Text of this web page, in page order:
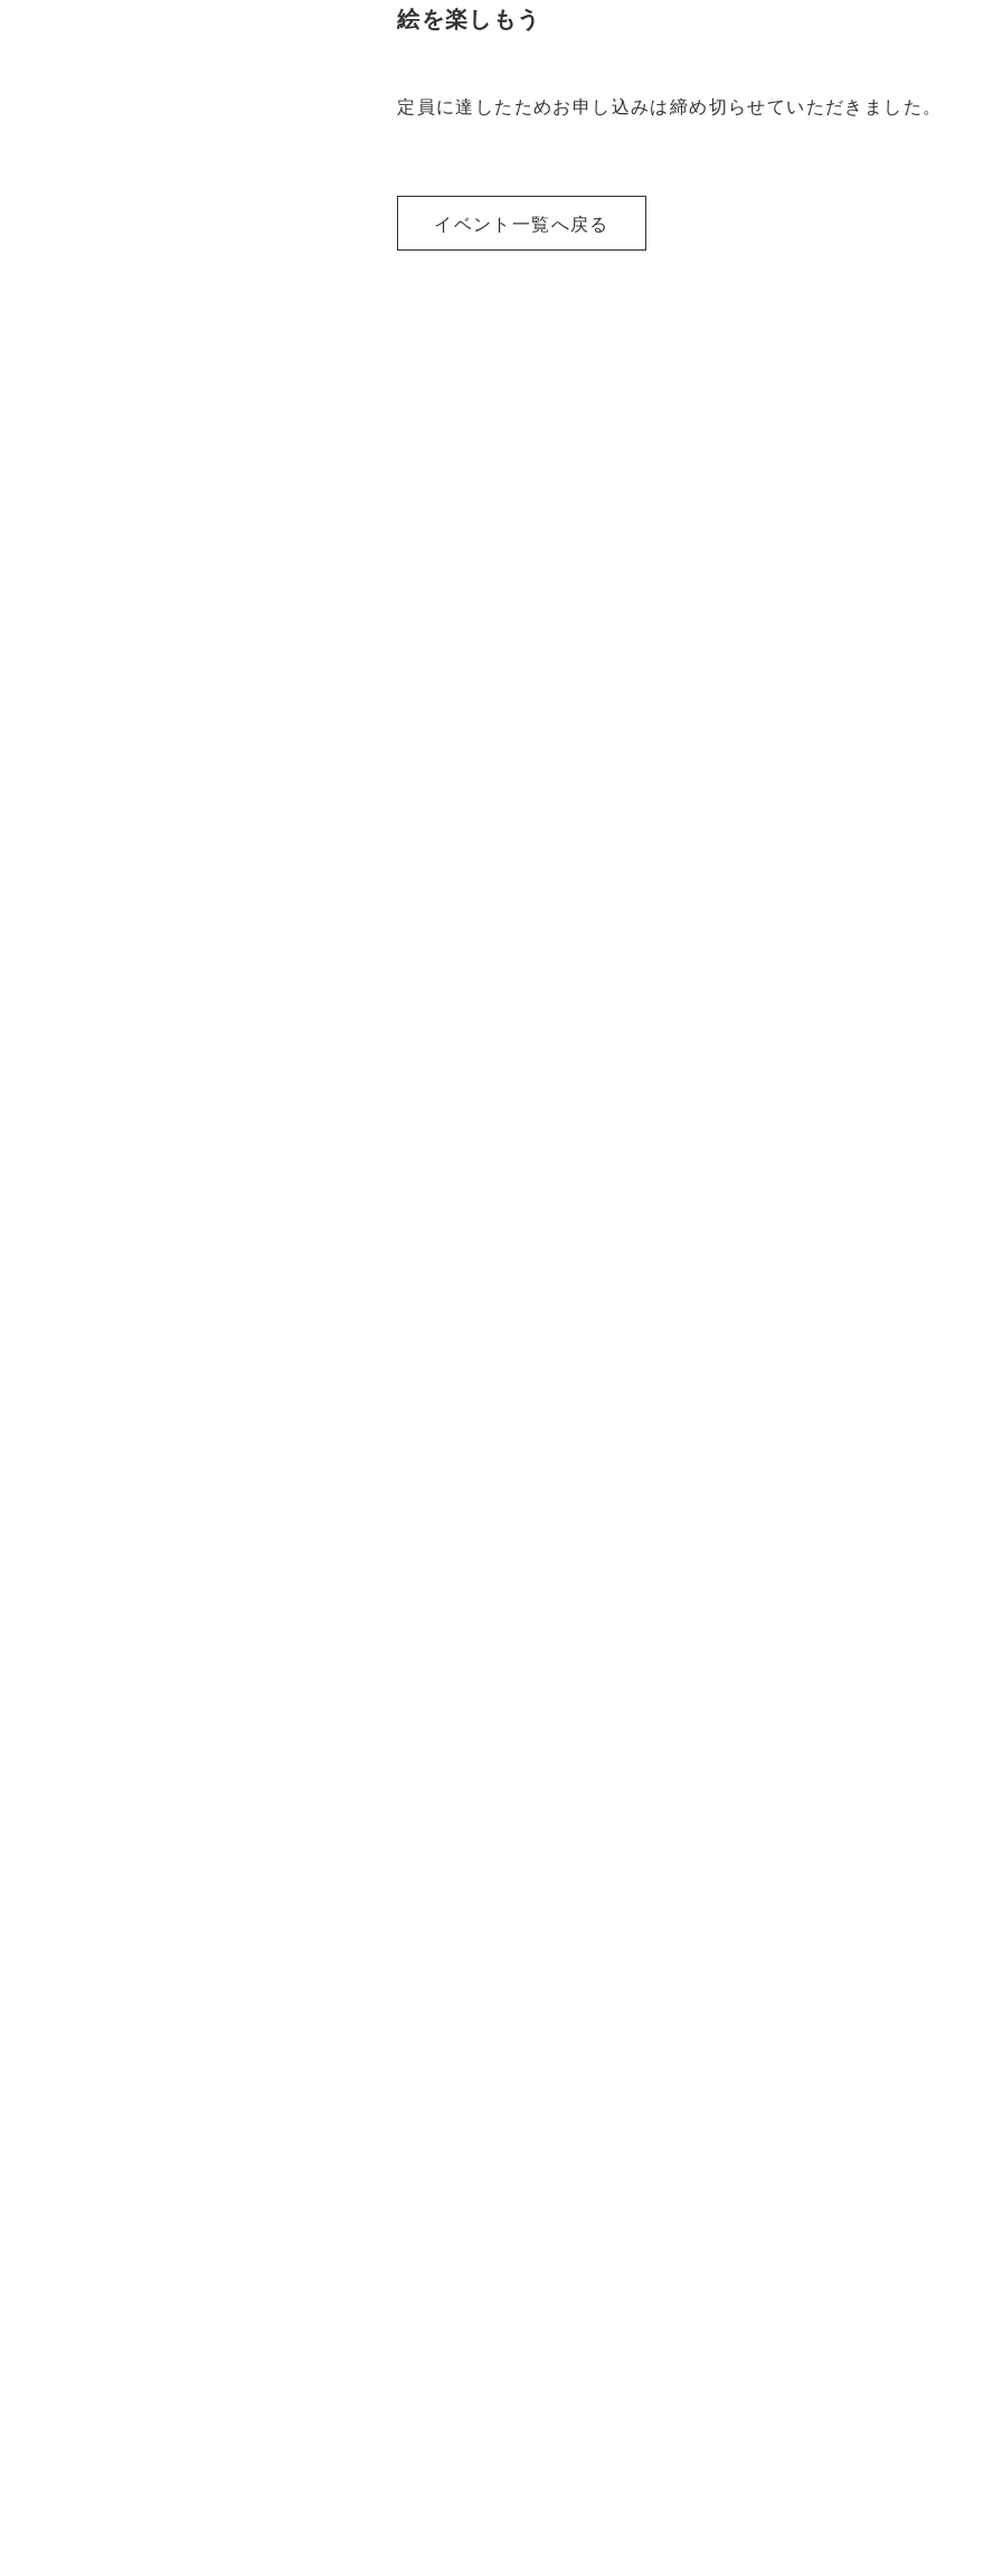
絵を楽しもう
定員に達したためお申し込みは締め切らせていただきました。
イベント一覧へ戻る